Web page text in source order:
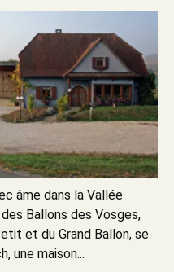
âme dans la Vallée
Ballons des Vosges,
et du Grand Ballon, se
une maison...